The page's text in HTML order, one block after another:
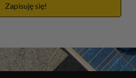
Zapisuję się!